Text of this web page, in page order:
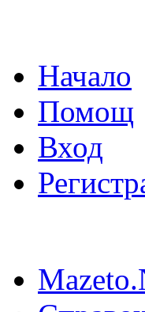
Начало
Помощ
Вход